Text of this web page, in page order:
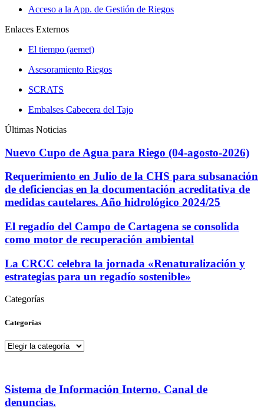
Acceso a la App. de Gestión de Riegos
Enlaces Externos
El tiempo (aemet)
Asesoramiento Riegos
SCRATS
Embalses Cabecera del Tajo
Últimas Noticias
Nuevo Cupo de Agua para Riego (04-agosto-2026)
Requerimiento en Julio de la CHS para subsanación
de deficiencias en la documentación acreditativa de
medidas cautelares. Año hidrológico 2024/25
El regadío del Campo de Cartagena se consolida
como motor de recuperación ambiental
La CRCC celebra la jornada «Renaturalización y
estrategias para un regadío sostenible»
Categorías
Categorías
Categorías
Sistema de Información Interno. Canal de
denuncias.